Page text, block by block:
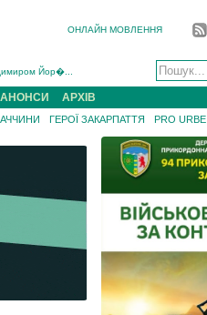
ОНЛАЙН МОВЛЕННЯ
катув...
два роки �...
gree...
АНОНСИ АРХІВ
ГЕРОЇ ЗАКАРПАТТЯ PRO URBE